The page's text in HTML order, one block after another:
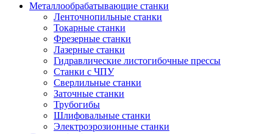
Металлообрабатывающие станки
Ленточнопильные станки
Токарные станки
Фрезерные станки
Лазерные станки
Гидравлические листогибочные прессы
Станки с ЧПУ
Сверлильные станки
Заточные станки
Трубогибы
Шлифовальные станки
Электроэрозионные станки